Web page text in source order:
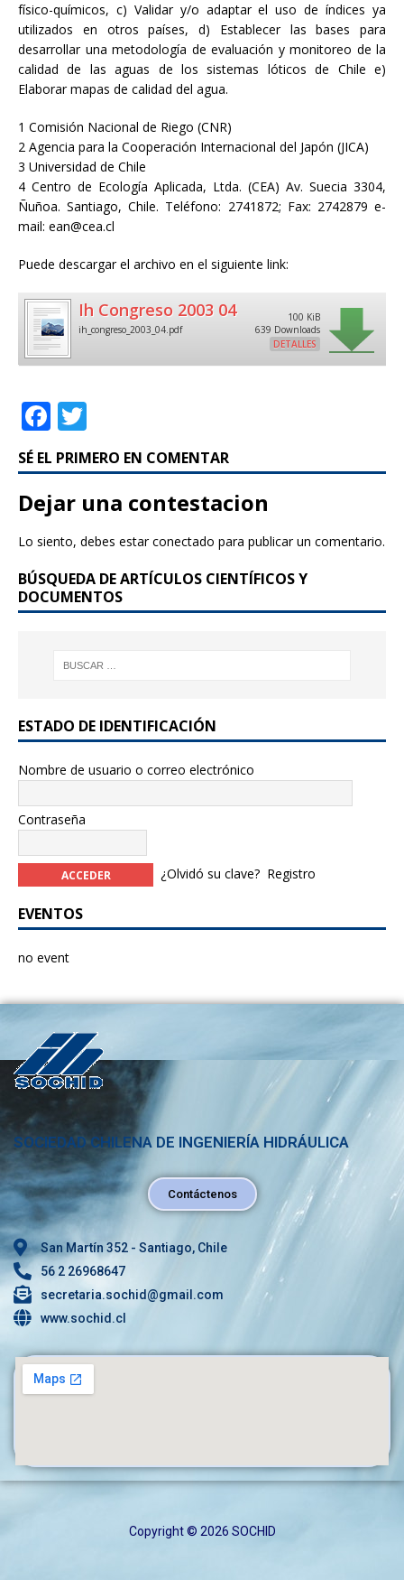
físico-químicos, c) Validar y/o adaptar el uso de índices ya
utilizados en otros países, d) Establecer las bases para
desarrollar una metodología de evaluación y monitoreo de la
calidad de las aguas de los sistemas lóticos de Chile e)
Elaborar mapas de calidad del agua.
1 Comisión Nacional de Riego (CNR)
2 Agencia para la Cooperación Internacional del Japón (JICA)
3 Universidad de Chile
4 Centro de Ecología Aplicada, Ltda. (CEA) Av. Suecia 3304,
Ñuñoa. Santiago, Chile. Teléfono: 2741872; Fax: 2742879 e-
mail: ean@cea.cl
Puede descargar el archivo en el siguiente link:
Ih Congreso 2003 04
ih_congreso_2003_04.pdf
100 KiB
639 Downloads
DETALLES
F
a
c
e
b
o
k
w
it
te
r
SÉ EL PRIMERO EN COMENTAR
Dejar una contestacion
Lo siento, debes estarconectado para publicar un comentario.
BÚSQUEDA DE ARTÍCULOS CIENTÍFICOS Y
DOCUMENTOS
ESTADO DE IDENTIFICACIÓN
Nombre de usuario o correo electrónico
Contraseña
¿Olvidó su clave? Registro
EVENTOS
no event
SOCIEDAD CHILENA DE INGENIERÍA HIDRÁULICA
Contáctenos
San Martín 352 - Santiago, Chile
56 2 26968647
secretaria.sochid@gmail.com
www.sochid.cl
Copyright © 2026 SOCHID